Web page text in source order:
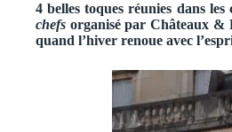
4 belles toques réunies dans
chefs organisé par Châteaux &
quand l’hiver renoue avec